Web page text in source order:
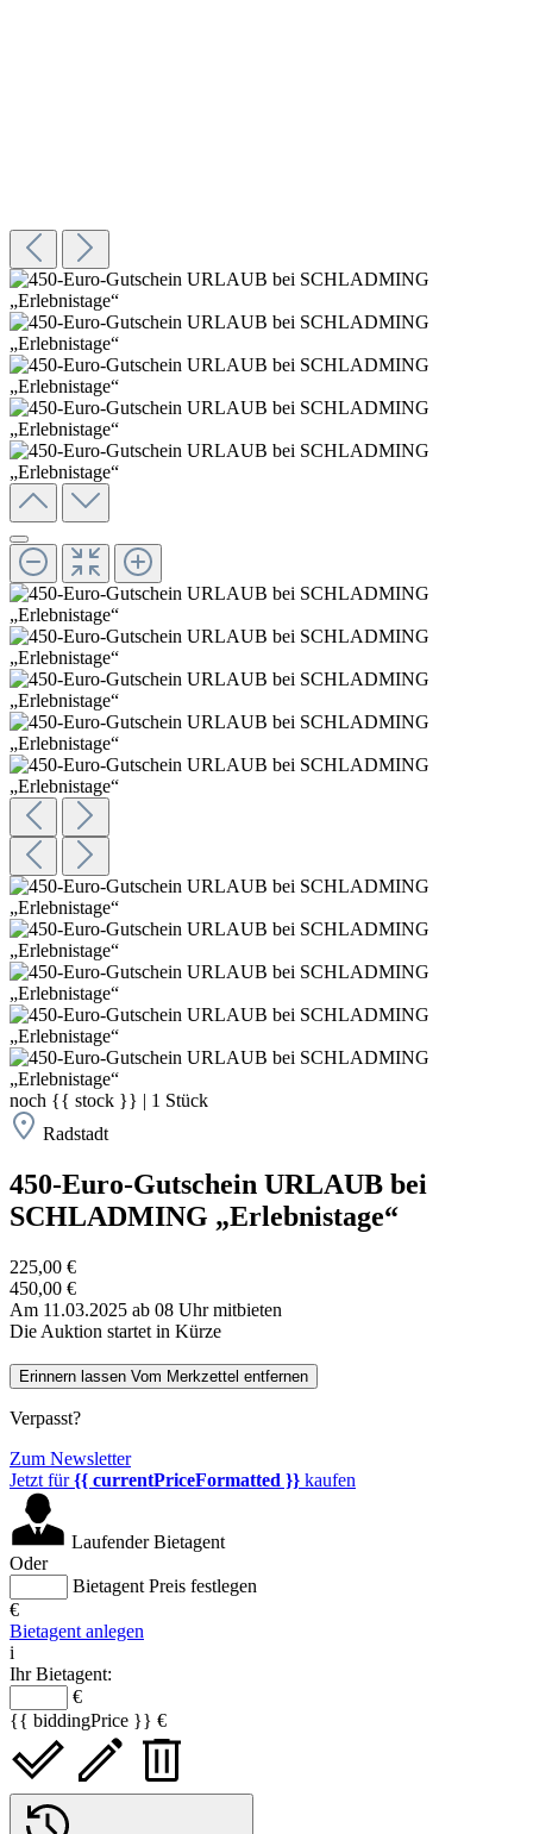
noch {{ stock }} | 1 Stück
Radstadt
450-Euro-Gutschein URLAUB bei
SCHLADMING „Erlebnistage“
225,00 €
450,00 €
Am 11.03.2025 ab 08 Uhr mitbieten
Die Auktion startet in Kürze
Erinnern lassen Vom Merkzettel entfernen
Verpasst?
Zum Newsletter
Jetzt für{{ currentPriceFormatted }} kaufen
Laufender Bietagent
Oder
Bietagent Preis festlegen
€
Bietagent anlegen
i
Ihr Bietagent:
€
{{ biddingPrice }} €